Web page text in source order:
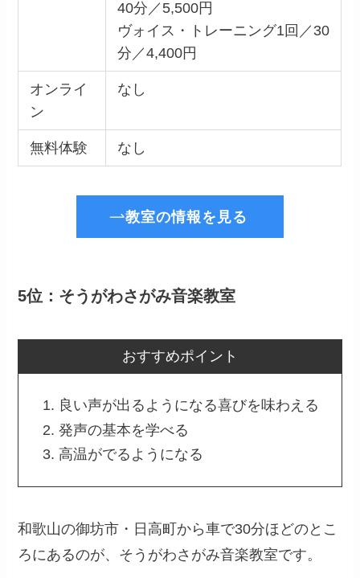
40分／5,500円
ヴォイス・トレーニング1回／30
分／4,400円
オンライ
ン
なし
無料体験 なし
教室の情報を見る
5位：そうがわさがみ音楽教室
おすすめポイント
良い声が出るようになる喜びを味わえる
発声の基本を学べる
高温がでるようになる
和歌山の御坊市・日高町から車で30分ほどのとこ
ろにあるのが、そうがわさがみ音楽教室です。